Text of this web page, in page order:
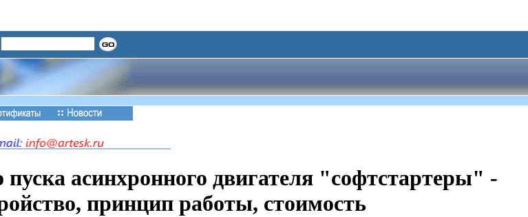
пуска асинхронного двигателя "софтстартеры" -
принцип работы, стоимость